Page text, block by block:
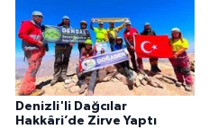
Denizli'li Dağcılar
Hakkâri’de Zirve Yaptı